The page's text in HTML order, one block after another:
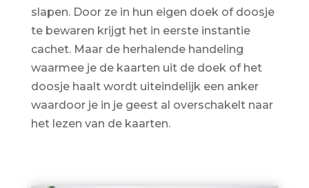
slapen. Door ze in hun eigen doek of doosje
te bewaren krijgt het in eerste instantie
cachet. Maar de herhalende handeling
waarmee je de kaarten uit de doek of het
doosje haalt wordt uiteindelijk een anker
waardoor je in je geest al overschakelt naar
het lezen van de kaarten.